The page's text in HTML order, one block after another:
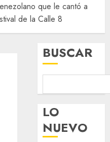
que le cantó a
de la Calle 8
BUSCAR
LO
NUEVO